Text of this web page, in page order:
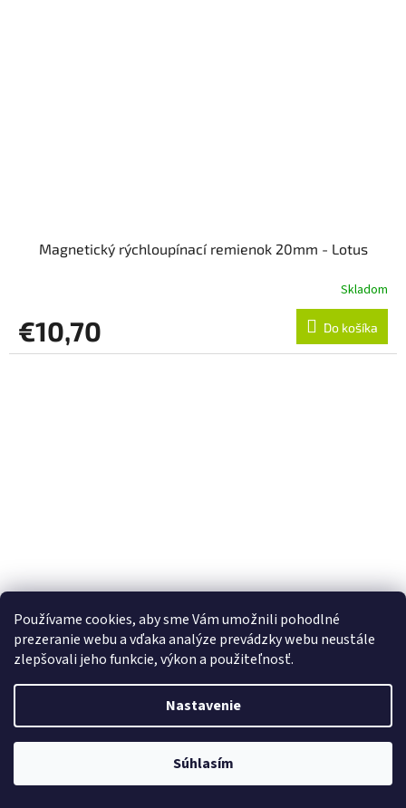
Používame cookies, aby sme Vám umožnili pohodlné
prezeranie webu a vďaka analýze prevádzky webu neustále
zlepšovali jeho funkcie, výkon a použiteľnosť.
Nastavenie
Súhlasím
Magnetický rýchloupínací remienok 20mm - Lotus
Skladom
€10,70 Do košíka
Kožený RUBBER rýchloupínací remienok 20mm - Light
Brown
€14 Do košíka